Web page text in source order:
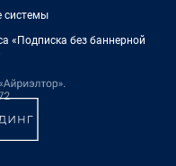
системы
«Подписка без баннерной